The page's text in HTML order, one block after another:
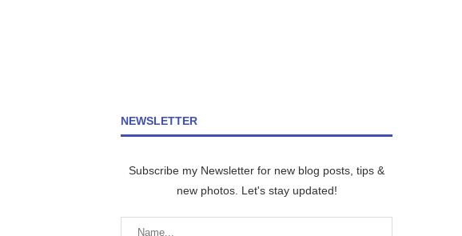
NEWSLETTER
Subscribe my Newsletter for new blog posts, tips &
new photos. Let's stay updated!